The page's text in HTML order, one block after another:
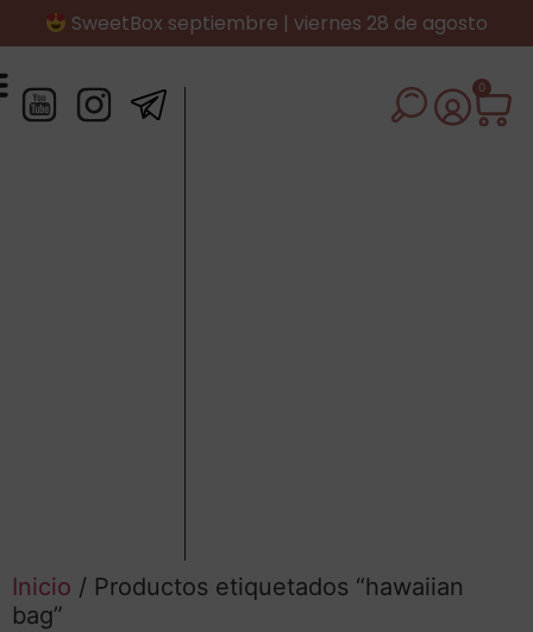
SweetBox septiembre | viernes 28 de agosto
0
Inicio / Productos etiquetados “hawaiian
bag”